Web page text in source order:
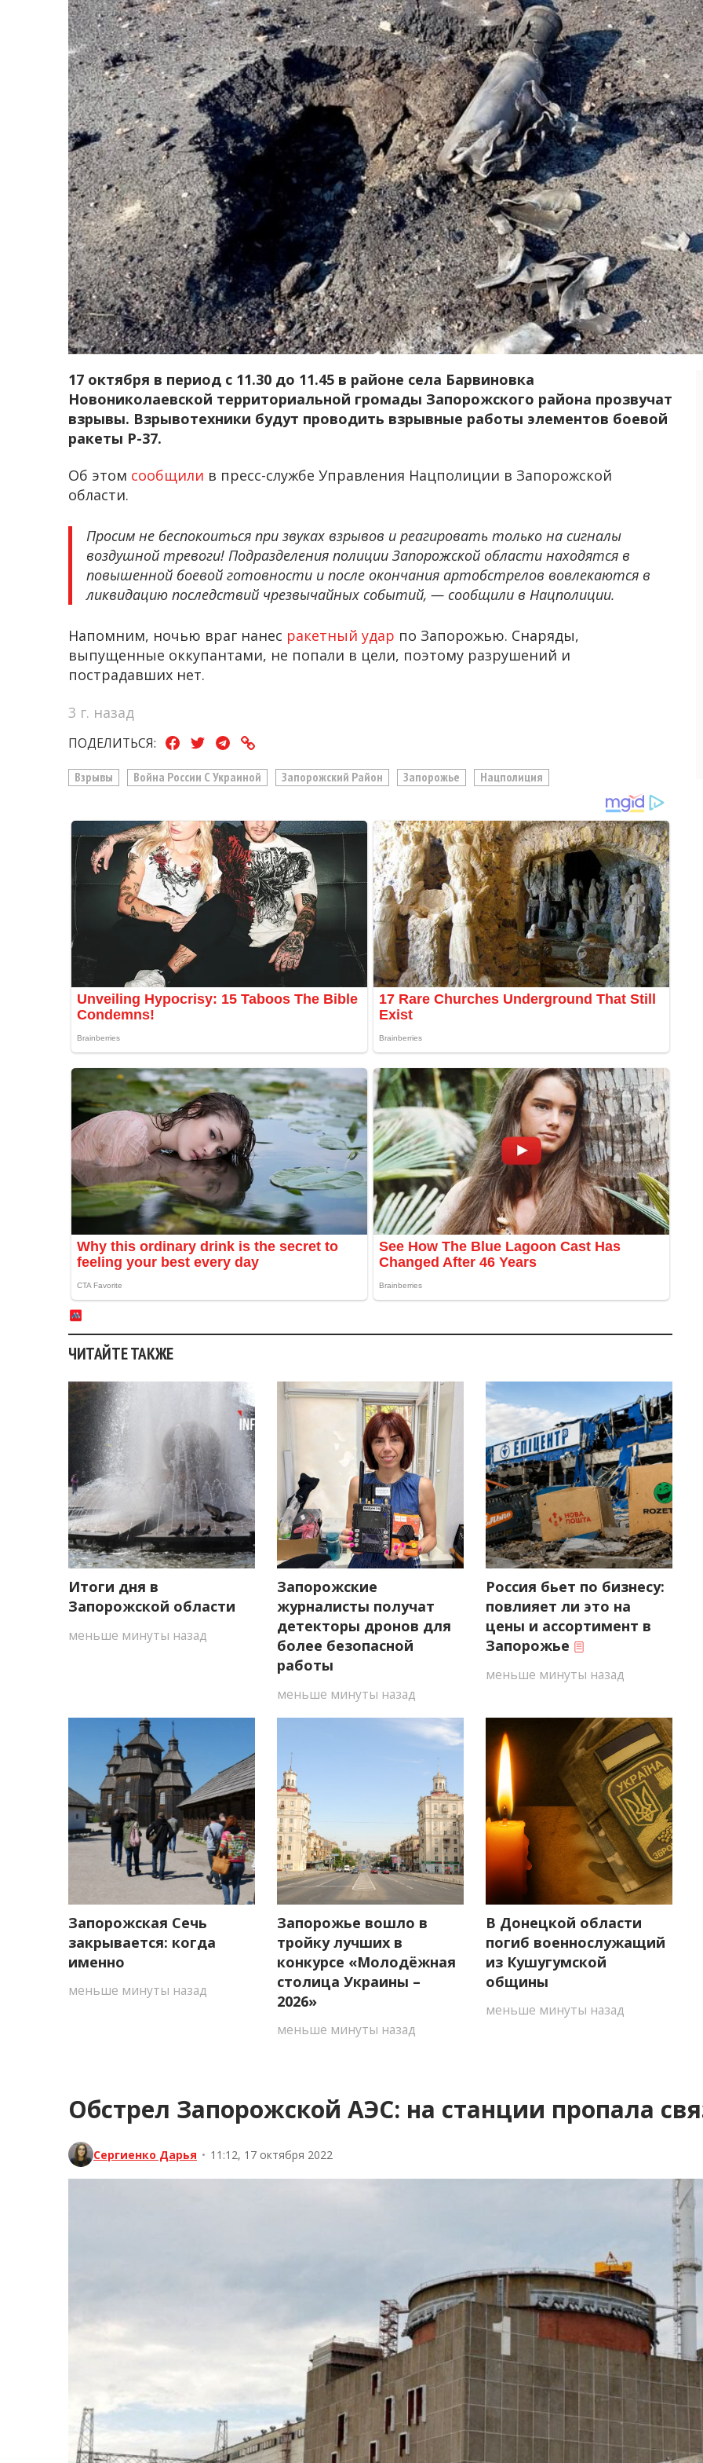
17 октября в период с 11.30 до 11.45 в районе села Барвиновка
Новониколаевской территориальной громады Запорожского района прозвучат
взрывы. Взрывотехники будут проводить взрывные работы элементов боевой
ракеты Р-37.
Об этом сообщили в пресс-службе Управления Нацполиции в Запорожской
области.
Просим не беспокоиться при звуках взрывов и реагировать только на сигналы
воздушной тревоги! Подразделения полиции Запорожской области находятся в
повышенной боевой готовности и после окончания артобстрелов вовлекаются в
ликвидацию последствий чрезвычайных событий, — сообщили в Нацполиции.
Напомним, ночью враг нанес ракетный удар по Запорожью. Снаряды,
выпущенные оккупантами, не попали в цели, поэтому разрушений и
пострадавших нет.
3 г. назад
ПОДЕЛИТЬСЯ:
Взрывы Война России С Украиной Запорожский Район Запорожье Нацполиция
ЧИТАЙТЕ ТАКЖЕ
Итоги дня в
Запорожской области
меньше минуты назад
Запорожские
журналисты получат
детекторы дронов для
более безопасной
работы
меньше минуты назад
Россия бьет по бизнесу:
повлияет ли это на
цены и ассортимент в
Запорожье
меньше минуты назад
Запорожская Сечь
закрывается: когда
именно
меньше минуты назад
Запорожье вошло в
тройку лучших в
конкурсе «Молодёжная
столица Украины –
2026»
меньше минуты назад
В Донецкой области
погиб военнослужащий
из Кушугумской
общины
меньше минуты назад
Обстрел Запорожской АЭС: на станции пропала
Сергиенко Дарья • 11:12, 17 октября 2022